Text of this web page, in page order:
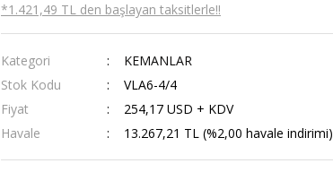
*1.421,49 TL den başlayan taksitlerle!!
Kategori
KEMANLAR
Stok Kodu
VLA6-4/4
Fiyat
254,17 USD + KDV
Havale
13.267,21 TL (%2,00 havale indirimi)